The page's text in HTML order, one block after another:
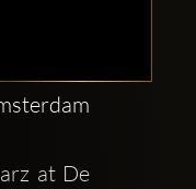
at De